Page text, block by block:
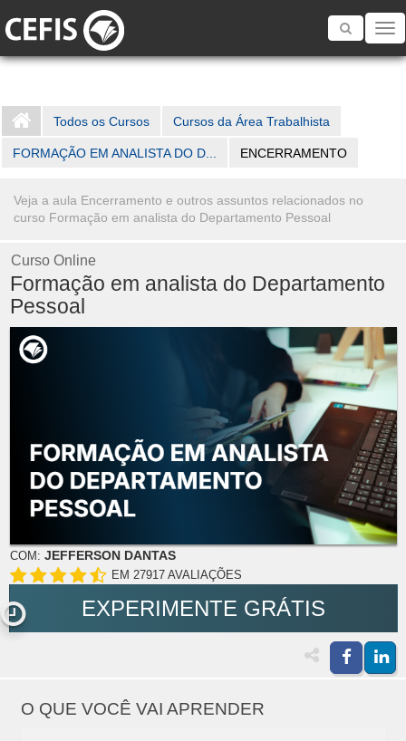
Toggle
Todos os Cursos Cursos da Área Trabalhista
FORMAÇÃO EM ANALISTA DO D... ENCERRAMENTO
Veja a aula Encerramento e outros assuntos relacionados no
curso Formação em analista do Departamento Pessoal
Curso Online
Formação em analista do Departamento
Pessoal
COM: JEFFERSON DANTAS
EM 27917 AVALIAÇÕES
EXPERIMENTE GRÁTIS
O QUE VOCÊ VAI APRENDER